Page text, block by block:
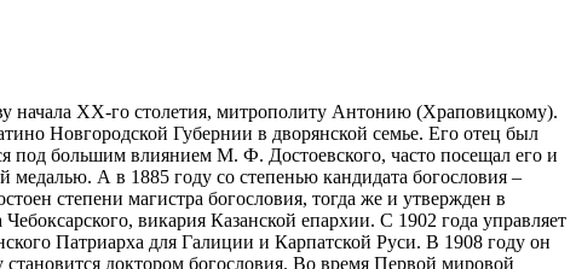
начала XX-го столетия, митрополиту Антонию (Храповицкому).
Новгородской Губернии в дворянской семье. Его отец был
под большим влиянием М. Ф. Достоевского, часто посещал его и
А в 1885 году со степенью кандидата богословия –
степени магистра богословия, тогда же и утвержден в
викария Казанской епархии. С 1902 года управляет
Патриарха для Галиции и Карпатской Руси. В 1908 году он
доктором богословия. Во время Первой мировой